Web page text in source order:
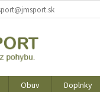
Obuv Doplnky